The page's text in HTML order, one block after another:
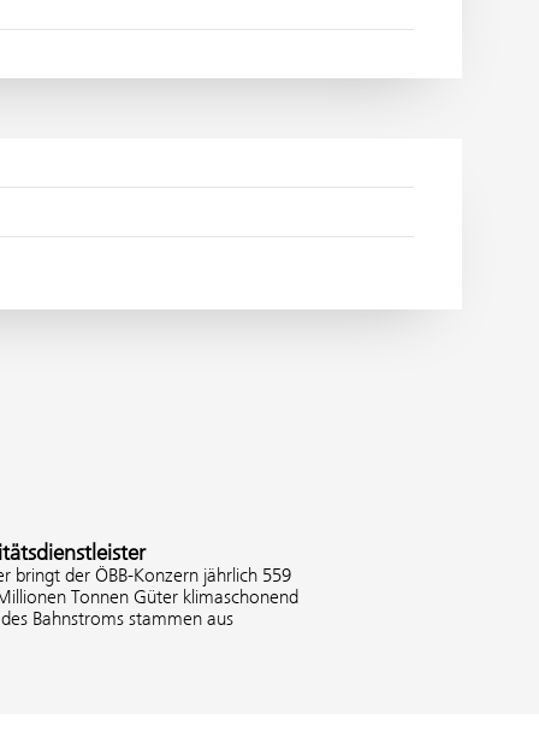
bringt der ÖBB-Konzern jährlich 559
Tonnen Güter klimaschonend
Bahnstroms stammen aus